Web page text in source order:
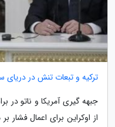
ترکیه و تبعات تنش در دریای
جبهه گیری آمریکا و ناتو در
از اوکراین برای اعمال فشار